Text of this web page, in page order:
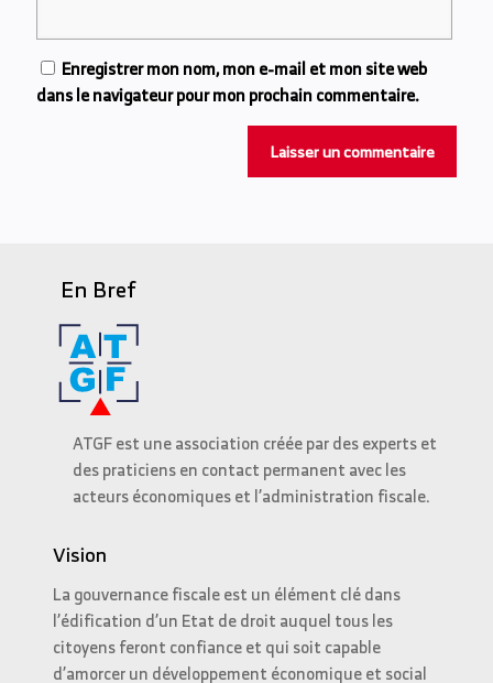
Enregistrer mon nom, mon e-mail et mon site web
dans le navigateur pour mon prochain commentaire.
En Bref
ATGF est une association créée par des experts et
des praticiens en contact permanent avec les
acteurs économiques et l’administration fiscale.
Vision
La gouvernance fiscale est un élément clé dans
l’édification d’un Etat de droit auquel tous les
citoyens feront confiance et qui soit capable
d’amorcer un développement économique et social